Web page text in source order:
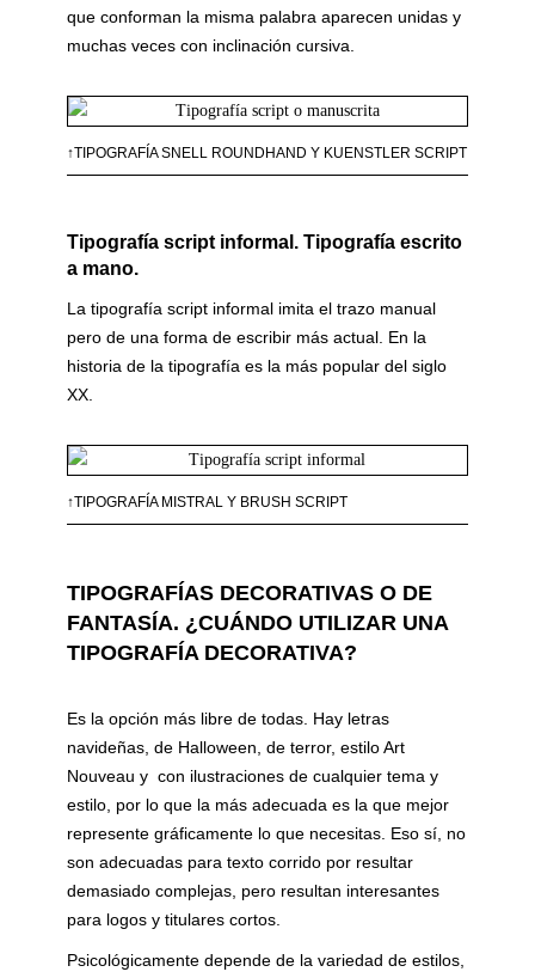
que conforman la misma palabra aparecen unidas y
muchas veces con inclinación cursiva.
↑TIPOGRAFÍA SNELL ROUNDHAND Y KUENSTLER SCRIPT
Tipografía script informal. Tipografía escrito
a mano.
La tipografía script informal imita el trazo manual
pero de una forma de escribir más actual. En la
historia de la tipografía es la más popular del siglo
XX.
↑TIPOGRAFÍA MISTRAL Y BRUSH SCRIPT
TIPOGRAFÍAS DECORATIVAS O DE
FANTASÍA. ¿CUÁNDO UTILIZAR UNA
TIPOGRAFÍA DECORATIVA?
Es la opción más libre de todas. Hay letras
navideñas, de Halloween, de terror, estilo Art
Nouveau y con ilustraciones de cualquier tema y
estilo, por lo que la más adecuada es la que mejor
represente gráficamente lo que necesitas. Eso sí, no
son adecuadas para texto corrido por resultar
demasiado complejas, pero resultan interesantes
para logos y titulares cortos.
Psicológicamente depende de la variedad de estilos,